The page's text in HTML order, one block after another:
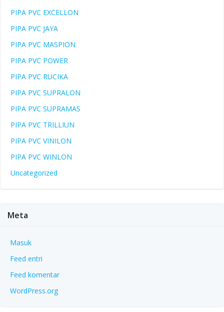
PIPA PVC EXCELLON
PIPA PVC JAYA
PIPA PVC MASPION
PIPA PVC POWER
PIPA PVC RUCIKA
PIPA PVC SUPRALON
PIPA PVC SUPRAMAS
PIPA PVC TRILLIUN
PIPA PVC VINILON
PIPA PVC WINLON
Uncategorized
Meta
Masuk
Feed entri
Feed komentar
WordPress.org